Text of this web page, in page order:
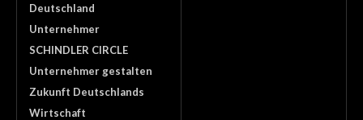
Deutschland
Unternehmer
SCHINDLER CIRCLE
Unternehmer gestalten
Zukunft Deutschlands
Wirtschaft